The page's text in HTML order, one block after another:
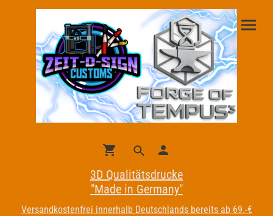
3D Qualitätsdrucke
"Made in Germany"
Versandkostenfrei innerhalb Deutschlands bereits ab 69.-€